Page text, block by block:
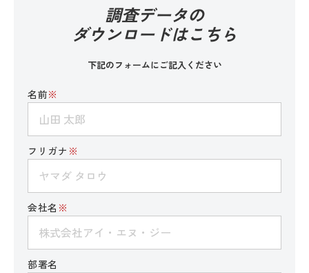
調査データの
ダウンロードはこちら
下記のフォームにご記入ください
名前※
フリガナ ※
会社名 ※
部署名